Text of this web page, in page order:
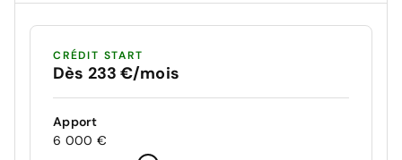
CRÉDIT START
Dès 233 €/mois
Apport
6 000 €